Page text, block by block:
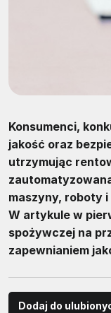
Konsumenci,
jakość oraz
utrzymując
maszyny, roboty
W artykule w
spożywczej na
zapewnianiem
Dodaj do